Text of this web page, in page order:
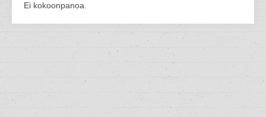
Ei kokoonpanoa.